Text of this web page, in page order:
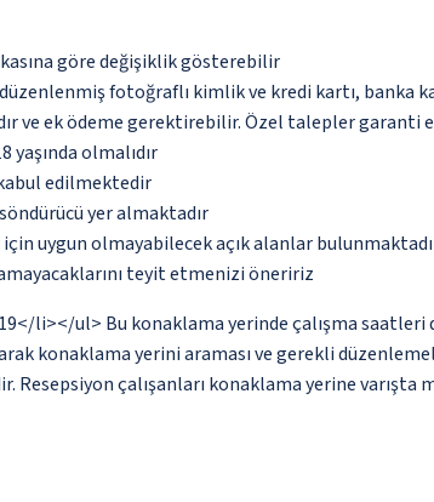
göre değişiklik gösterebilir
fotoğraflı kimlik ve kredi kartı, banka
ve ek ödeme gerektirebilir. Özel talepler garanti
yaşında olmalıdır
edilmektedir
yer almaktadır
uygun olmayabilecek açık alanlar
teyit etmenizi öneririz
li></ul> Bu konaklama yerinde çalışma
konaklama yerini araması ve gerekli
çalışanları konaklama yerine varışta